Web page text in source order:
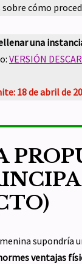
cómo
una
VERSIÓN
18 de abril de
supondría
ventajas